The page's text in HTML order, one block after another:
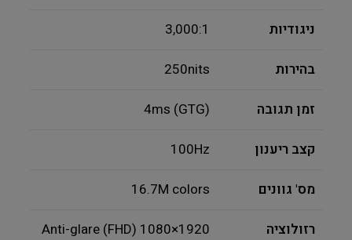
ניגודיות 3,000:1
בהירות 250nits
זמן תגובה 4ms (GTG)
קצב ריענון 100Hz
מס' גוונים 16.7M colors
רזולוציה 1920×1080 (FHD) Anti-glare